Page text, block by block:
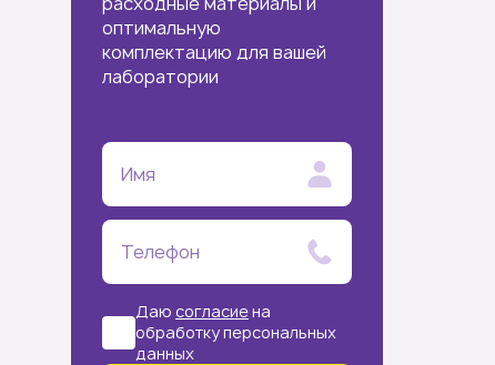
оптимальную
комплектацию для вашей
лаборатории
Имя
Телефон
Даю согласиена
обработку персональных
данных